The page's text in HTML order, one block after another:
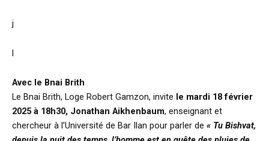
j
l
Avec le Bnai Brith
Le Bnai Brith, Loge Robert Gamzon, invite le mardi 18 février
2025 à 18h30, Jonathan Aikhenbaum, enseignant et
chercheur à l’Université de Bar Ilan pour parler de « Tu Bishvat,